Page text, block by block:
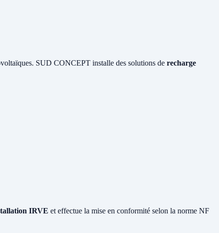
SUD CONCEPT installe des solutions de recharge
IRVE et effectue la mise en conformité selon la norme NF